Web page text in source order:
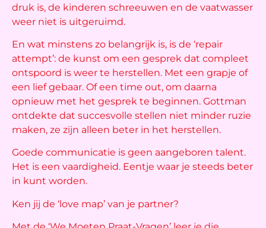
druk is, de kinderen schreeuwen en de vaatwasser
weer niet is uitgeruimd.
En wat minstens zo belangrijk is, is de ‘repair
attempt’: de kunst om een gesprek dat compleet
ontspoord is weer te herstellen. Met een grapje of
een lief gebaar. Of een time out, om daarna
opnieuw met het gesprek te beginnen. Gottman
ontdekte dat succesvolle stellen niet minder ruzie
maken, ze zijn alleen beter in het herstellen.
Goede communicatie is geen aangeboren talent.
Het is een vaardigheid. Eentje waar je steeds beter
in kunt worden.
Ken jij de ‘love map’ van je partner?